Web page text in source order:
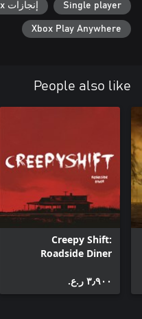
Single player إنجازات Xbox
Xbox Play Anywhere
People also like
Creepy Shift:
Roadside Diner
٣٫٩٠٠ ر.ع.‏